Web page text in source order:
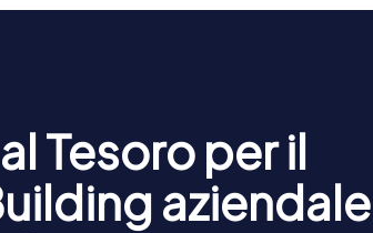
Tesoro per il
aziendale